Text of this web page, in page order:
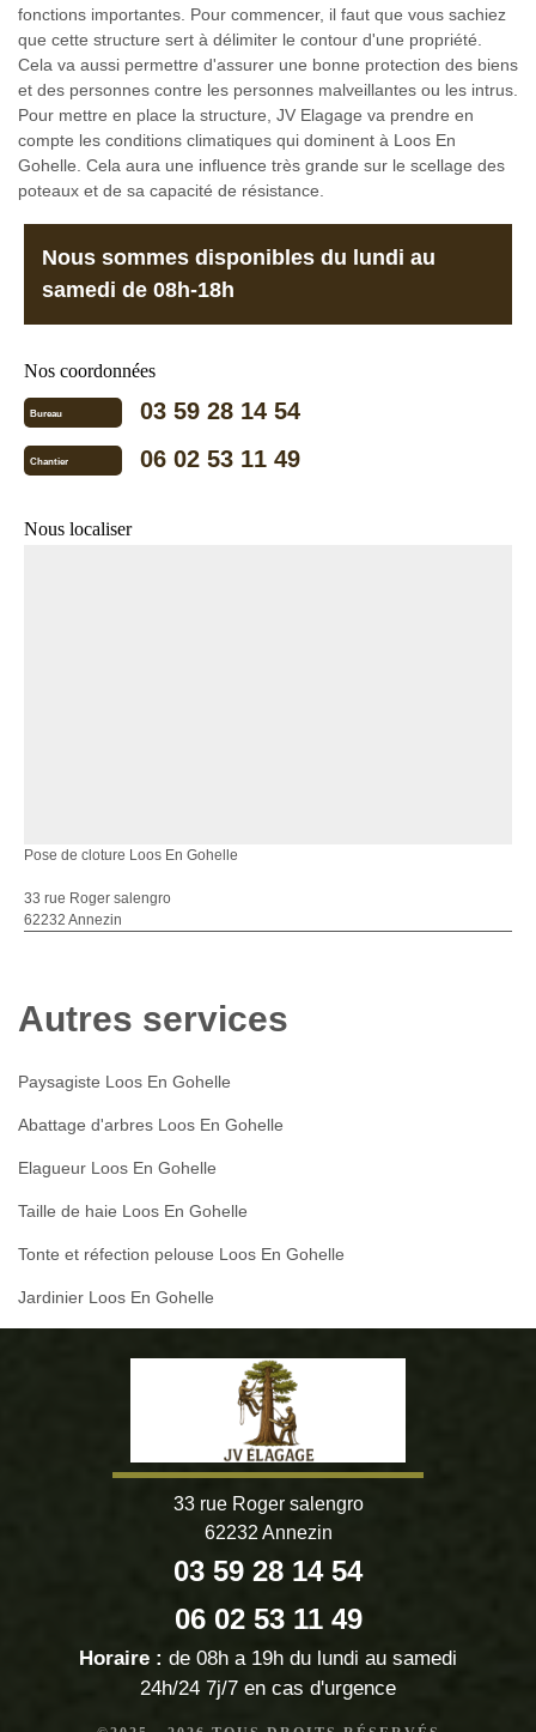
fonctions importantes. Pour commencer, il faut que vous sachiez
que cette structure sert à délimiter le contour d'une propriété.
Cela va aussi permettre d'assurer une bonne protection des biens
et des personnes contre les personnes malveillantes ou les intrus.
Pour mettre en place la structure, JV Elagage va prendre en
compte les conditions climatiques qui dominent à Loos En
Gohelle. Cela aura une influence très grande sur le scellage des
poteaux et de sa capacité de résistance.
Nous sommes disponibles du lundi au
samedi de 08h-18h
Nos coordonnées
Bureau 03 59 28 14 54
Chantier 06 02 53 11 49
Nous localiser
Pose de cloture Loos En Gohelle
33 rue Roger salengro
62232 Annezin
Autres services
Paysagiste Loos En Gohelle
Abattage d'arbres Loos En Gohelle
Elagueur Loos En Gohelle
Taille de haie Loos En Gohelle
Tonte et réfection pelouse Loos En Gohelle
Jardinier Loos En Gohelle
33 rue Roger salengro
62232 Annezin
03 59 28 14 54
06 02 53 11 49
Horaire : de 08h a 19h du lundi au samedi
24h/24 7j/7 en cas d'urgence